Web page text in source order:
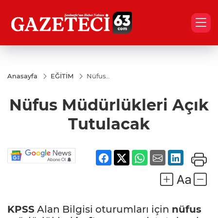
Anasayfa EĞİTİM
Nüfus
Tutulacak
Nüfus Müdürlükleri Açık
Tutulacak
KPSS Alan Bilgisi oturumları için nüfus